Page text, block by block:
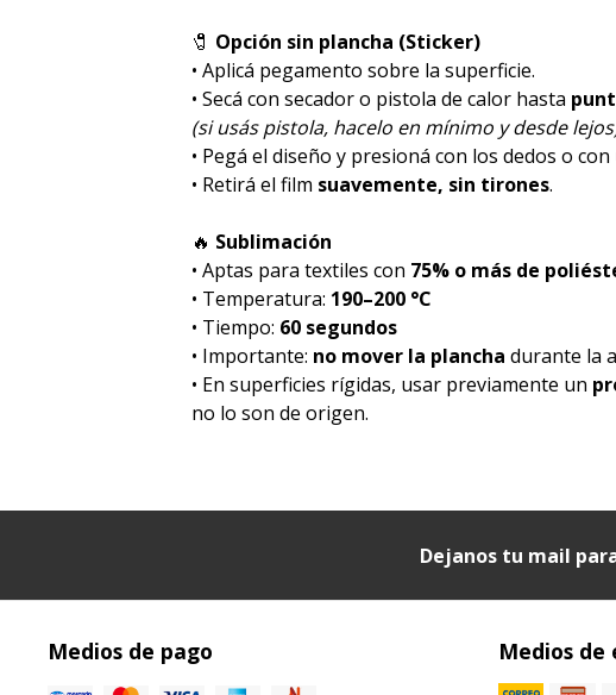
🧷 Opción sin plancha (Sticker)
• Aplicá pegamento sobre la superficie.
• Secá con secador o pistola de calor hasta
(si usás pistola, hacelo en mínimo y desde
• Pegá el diseño y presioná con los dedos o
• Retirá el film suavemente, sin tirones.
🔥 Sublimación
• Aptas para textiles con 75% o más de
• Temperatura: 190–200 °C
• Tiempo: 60 segundos
• Importante: no mover la plancha durante la
• En superficies rígidas, usar previamente un
no lo son de origen.
Dejanos tu mail
Medios de pago Medios de